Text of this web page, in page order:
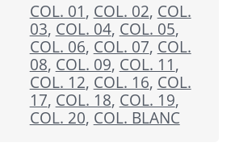
COL. 01, COL. 02, COL.
03, COL. 04, COL. 05,
COL. 06, COL. 07, COL.
08, COL. 09, COL. 11,
COL. 12, COL. 16, COL.
17, COL. 18, COL. 19,
COL. 20, COL. BLANC